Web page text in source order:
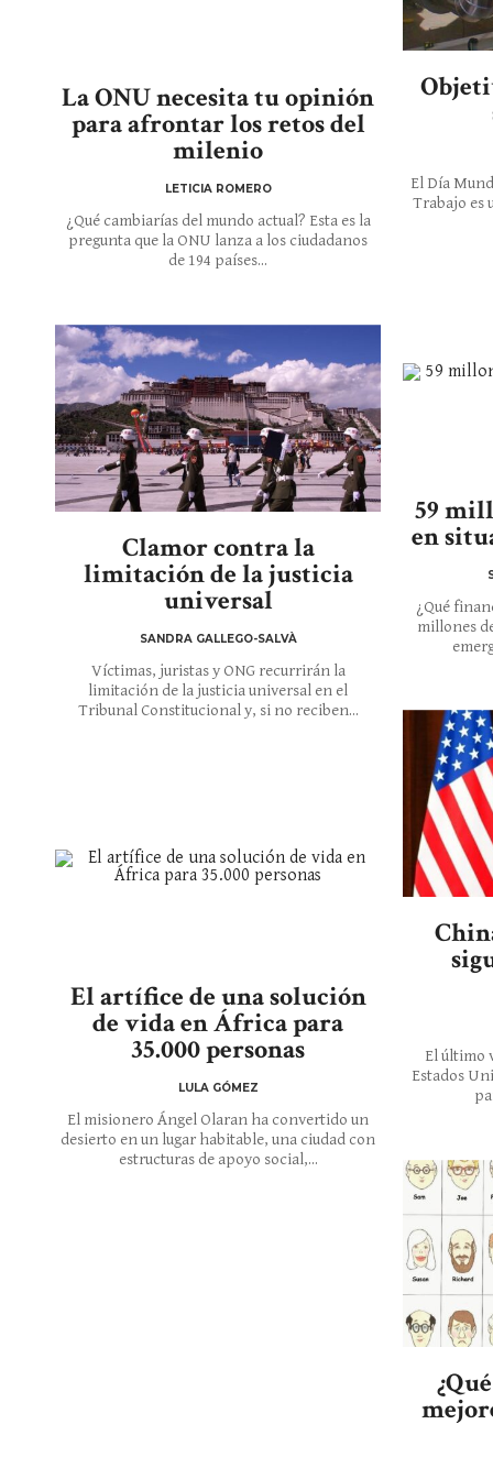
El Día
Trabajo es
La ONU necesita tu opinión
para afrontar los retos del
milenio
LETICIA ROMERO
¿Qué cambiarías del mundo actual? Esta es la
pregunta que la ONU lanza a los ciudadanos
de 194 países...
59
en
¿Qué
millones
Clamor contra la
limitación de la justicia
universal
SANDRA GALLEGO-SALVÀ
Víctimas, juristas y ONG recurrirán la
limitación de la justicia universal en el
Tribunal Constitucional y, si no reciben...
El último
Estados
El artífice de una solución
de vida en África para
35.000 personas
LULA GÓMEZ
El misionero Ángel Olaran ha convertido un
desierto en un lugar habitable, una ciudad con
estructuras de apoyo social,...